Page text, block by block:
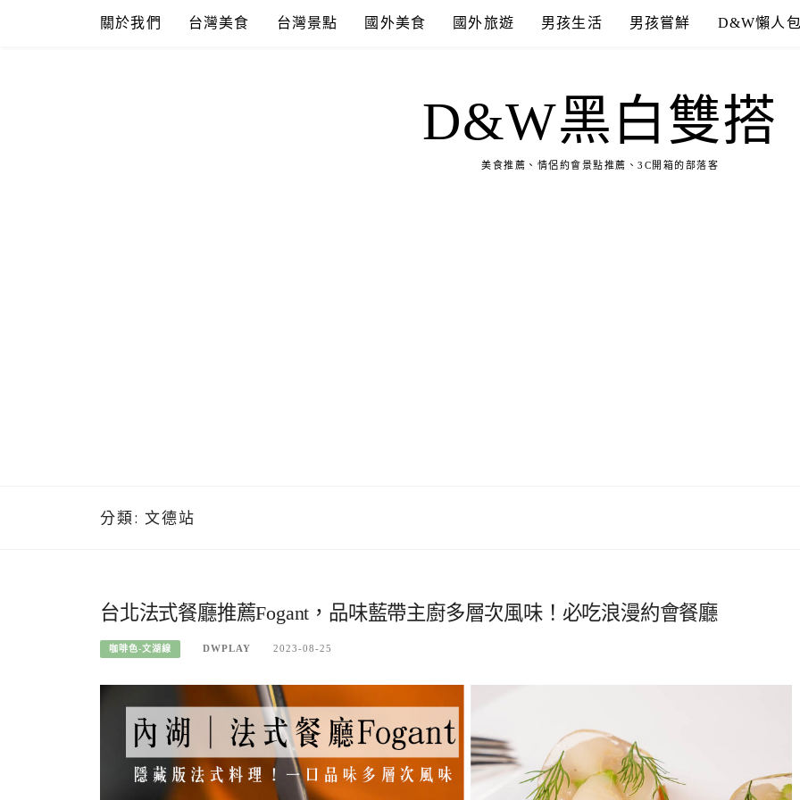
關於我們 台灣美食 台灣景點 國外美食 國外旅遊 男孩生活 男孩嘗鮮 D&W懶人
D&W黑白雙搭
美食推薦、情侶約會景點推薦、3C開箱的部落客
分類: 文德站
台北法式餐廳推薦Fogant，品味藍帶主廚多層次風味！必吃浪漫約會餐廳
咖啡色-文湖線 DWPLAY 2023-08-25